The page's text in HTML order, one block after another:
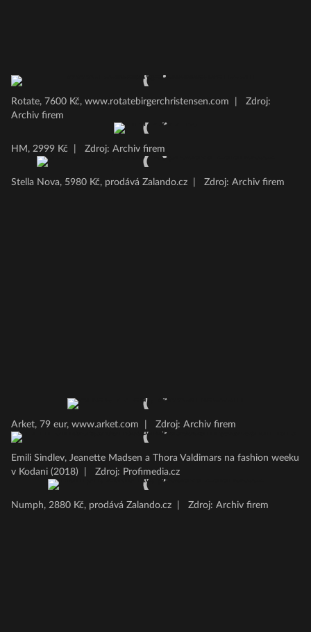
Rotate, 7600 Kč, www.rotatebirgerchristensen.com
Zdroj:
Archiv firem
HM, 2999 Kč Zdroj: Archiv firem
Stella Nova, 5980 Kč, prodává Zalando.cz Zdroj: Archiv firem
Arket, 79 eur, www.arket.com Zdroj: Archiv firem
Emili Sindlev, Jeanette Madsen a Thora Valdimars na fashion weeku
v Kodani (2018)
Zdroj: Profimedia.cz
Numph, 2880 Kč, prodává Zalando.cz Zdroj: Archiv firem